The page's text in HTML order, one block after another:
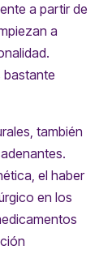
a partir de
a
bastante
también
el haber
en los